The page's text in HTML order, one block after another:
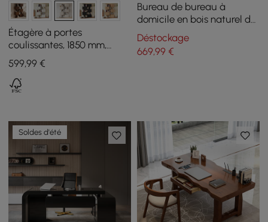
Étagère à portes
coulissantes, 1850 mm,
blanc lavé, étagère à 5
étagères, grande étagère
de rangement
599,99 €
Bureau de bureau à
domicile en bois naturel de
style mi-siècle de 1400 mm
avec 3 tiroirs
Déstockage
669,99€
Soldes d'été